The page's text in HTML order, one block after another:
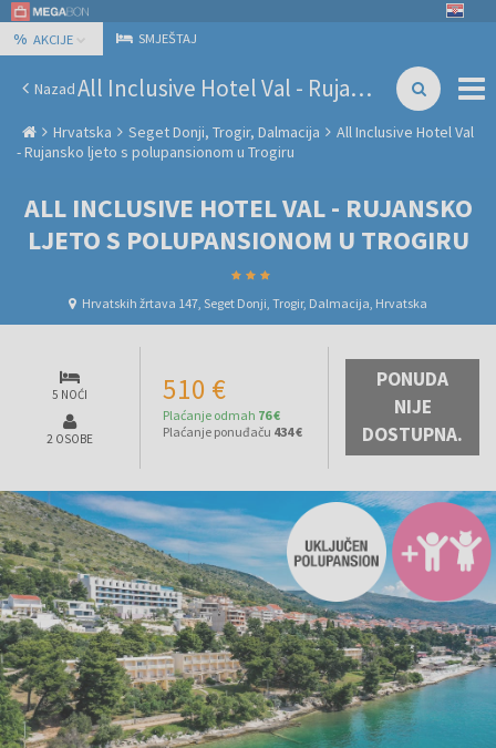
% AKCIJE SMJEŠTAJ
Nazad All Inclusive Hotel Val - Rujansko ljeto s polupansionom u Trogiru
Hrvatska Seget Donji, Trogir, Dalmacija
All Inclusive Hotel Val
- Rujansko ljeto s polupansionom u Trogiru
ALL INCLUSIVE HOTEL VAL - RUJANSKO
LJETO S POLUPANSIONOM U TROGIRU
Hrvatskih žrtava 147, Seget Donji, Trogir, Dalmacija, Hrvatska
5 NOĆI
2 OSOBE
510 €
Plaćanje odmah 76 €
Plaćanje ponuđaču 434 €
PONUDA
NIJE
DOSTUPNA.